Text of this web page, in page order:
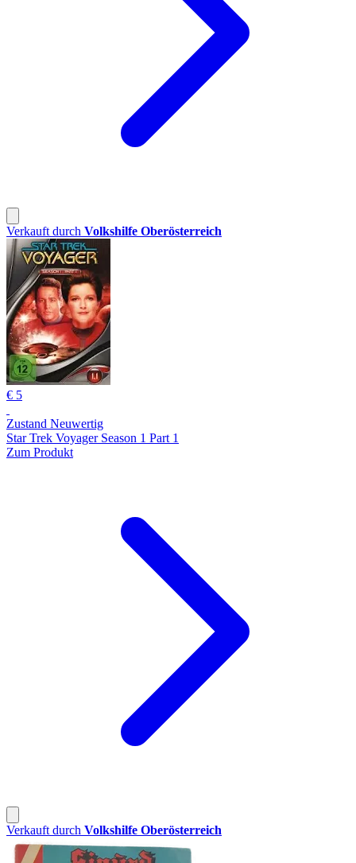
Verkauft durch Volkshilfe Oberösterreich
€ 5
Zustand Neuwertig
Star Trek Voyager Season 1 Part 1
Zum Produkt
Verkauft durch Volkshilfe Oberösterreich